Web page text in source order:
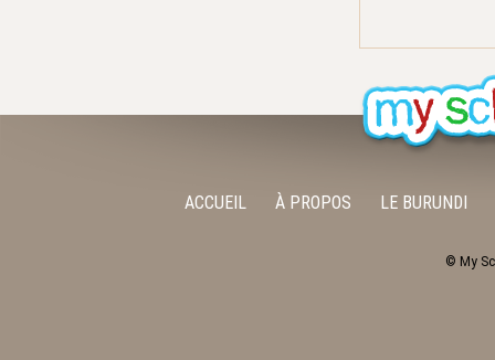
ACCUEIL À PROPOS LE BURUNDI
© My